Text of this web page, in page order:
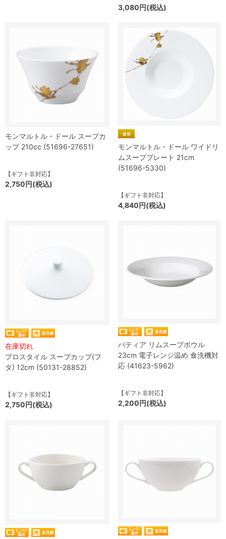
3,080円(税込)
モンマルトル・ドール スープカ
ップ 210cc (51696-27651)
【ギフト非対応】
2,750円(税込)
モンマルトル・ドール ワイドリ
ムスーププレート 21cm
(51696-5330)
【ギフト非対応】
4,840円(税込)
在庫切れ
プロスタイル スープカップ(フ
タ) 12cm (50131-28852)
【ギフト非対応】
2,750円(税込)
パティア リムスープボウル
23cm 電子レンジ温め 食洗機対
応 (41623-5962)
【ギフト非対応】
2,200円(税込)